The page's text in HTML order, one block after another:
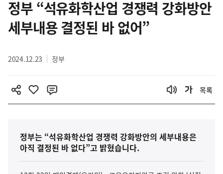
츠
영
정부 “석유화학산업 경쟁력 강화방안
세부내용 결정된 바 없어”
2024.12.23 정부
목록
정부는 “석유화학산업 경쟁력 강화방안의 세부내용은
아직 결정된 바 없다”고 밝혔습니다.